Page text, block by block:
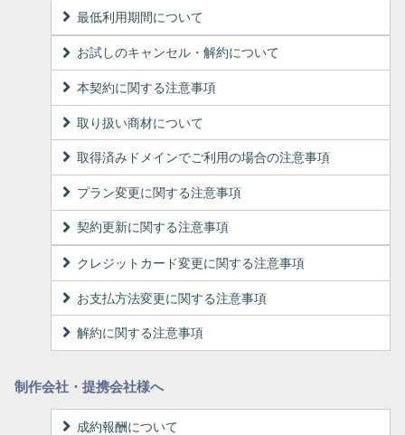
最低利用期間について
お試しのキャンセル・解約について
本契約に関する注意事項
取り扱い商材について
取得済みドメインでご利用の場合の注意事項
プラン変更に関する注意事項
契約更新に関する注意事項
クレジットカード変更に関する注意事項
お支払方法変更に関する注意事項
解約に関する注意事項
制作会社・提携会社様へ
成約報酬について